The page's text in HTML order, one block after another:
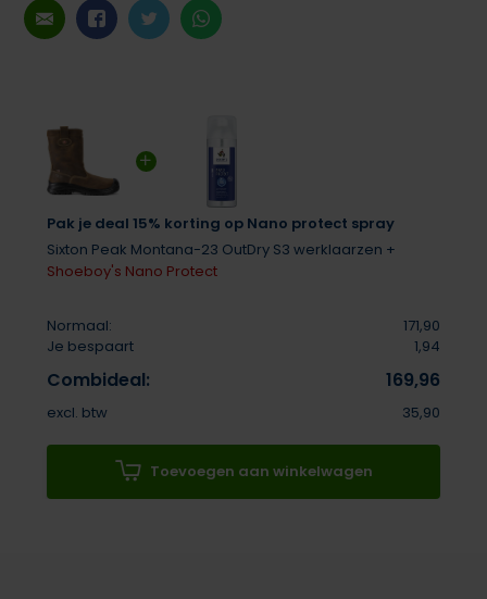
Pak je deal 15% korting op Nano protect spray
Sixton Peak Montana-23 OutDry S3 werklaarzen +
Shoeboy's Nano Protect
Normaal:
171,90
Je bespaart
1,94
Combideal: 169,96
excl. btw 35,90
Toevoegen aan winkelwagen